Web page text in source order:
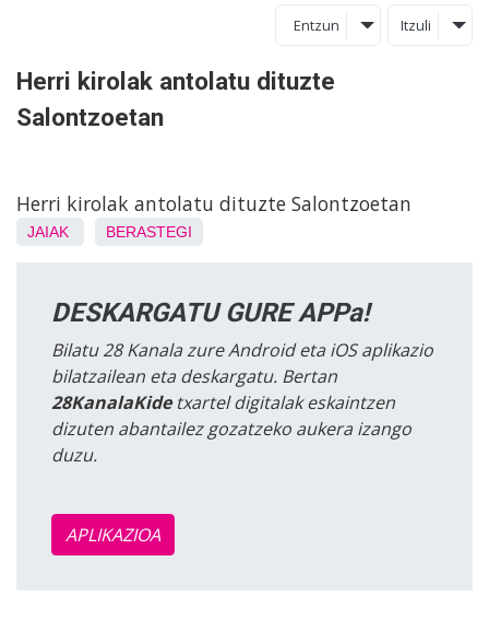
Entzun Itzuli
Herri kirolak antolatu dituzte
Salontzoetan
Herri kirolak antolatu dituzte Salontzoetan
JAIAK BERASTEGI
DESKARGATU GURE APPa!
Bilatu 28 Kanala zure Android eta iOS aplikazio
bilatzailean eta deskargatu. Bertan
28KanalaKidetxartel digitalak eskaintzen
dizuten abantailez gozatzeko aukera izango
duzu.
APLIKAZIOA